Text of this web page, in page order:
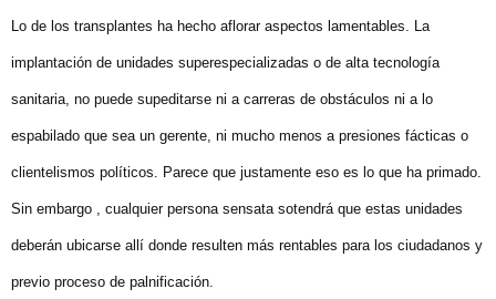
Lo de los transplantes ha hecho aflorar aspectos lamentables. La
implantación de unidades superespecializadas o de alta tecnología
sanitaria, no puede supeditarse ni a carreras de obstáculos ni a lo
espabilado que sea un gerente, ni mucho menos a presiones fácticas o
clientelismos políticos. Parece que justamente eso es lo que ha primado.
Sin embargo , cualquier persona sensata sotendrá que estas unidades
deberán ubicarse allí donde resulten más rentables para los ciudadanos y
previo proceso de palnificación.